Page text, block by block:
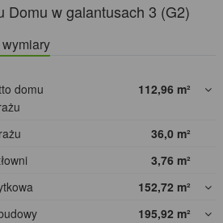
Domu w galantusach 3 (G2)
domu
112,96 m²
36,0 m²
3,76 m²
152,72 m²
195,92 m²